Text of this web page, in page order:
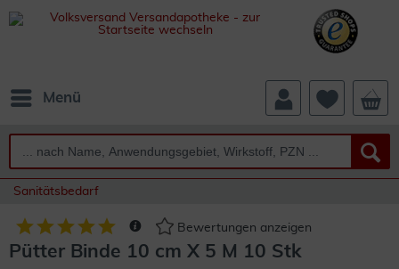
Menü
Sanitätsbedarf
Bewertungen anzeigen
Pütter Binde 10 cm X 5 M 10 Stk